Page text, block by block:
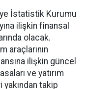
İstatistik Kurumu
ilişkin finansal
olacak.
araçlarının
ilişkin güncel
ve yatırım
takip